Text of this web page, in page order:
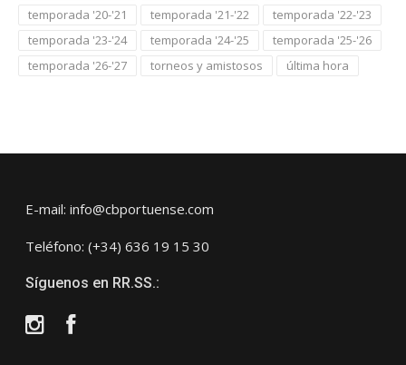
temporada '20-'21
temporada '21-'22
temporada '22-'23
temporada '23-'24
temporada '24-'25
temporada '25-'26
temporada '26-'27
torneos y amistosos última hora
E-mail: info@cbportuense.com
Teléfono: (+34) 636 19 15 30
Síguenos en RR.SS.:
InstagramFacebook